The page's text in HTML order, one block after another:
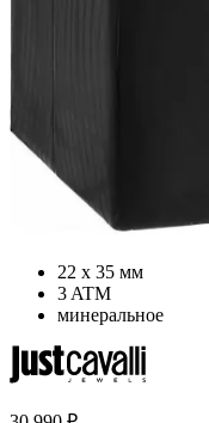
22 х 35 мм
3 ATM
минеральное